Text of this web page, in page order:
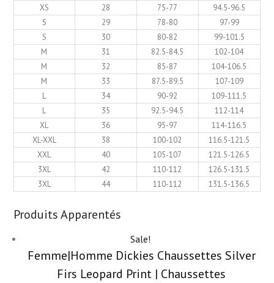
XS
28 75-77
94.5-96.5
S
29 78-80
97-99
S
30 80-82
99-101.5
M
31 82.5-84.5
102-104
M
32 85-87
104-106.5
M
33 87.5-89.5
107-109
L
34 90-92
109-111.5
L
35 92.5-94.5
112-114
XL
36 95-97
114-116.5
XL-XXL
38 100-102
116.5-121.5
XXL
40 105-107
121.5-126.5
3XL
42 110-112
126.5-131.5
3XL
44 110-112 131.5-136.5
Produits Apparentés
Sale!
Femme|Homme Dickies Chaussettes Silver
Firs Leopard Print | Chaussettes